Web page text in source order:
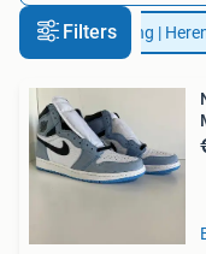
FiltersKleding |